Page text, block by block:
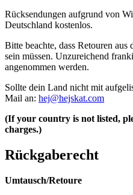
Rücksendungen aufgrund von
Deutschland kostenlos.
Bitte beachte, dass Retouren
sein müssen. Unzureichend
angenommen werden.
Sollte dein Land nicht mit
Mail an: hej@hejskat.com
(If your country is not listed,
charges.)
Rückgaberecht
Umtausch/Retoure